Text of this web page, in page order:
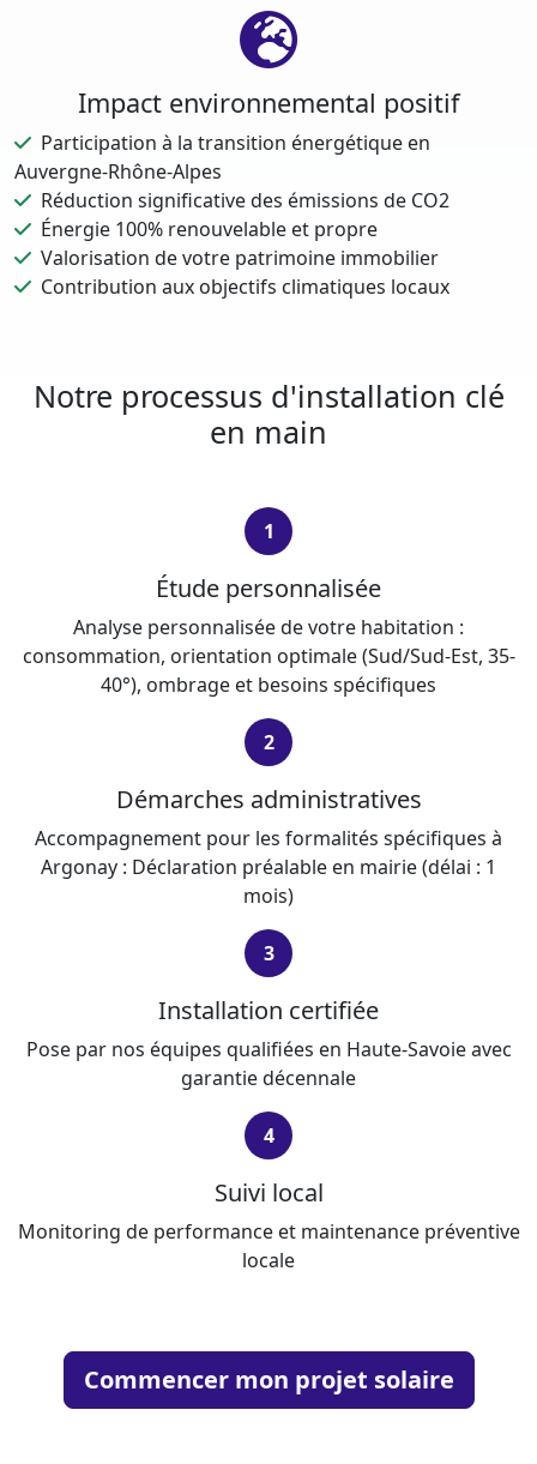
Impact environnemental positif
Participation à la transition énergétique en
Auvergne-Rhône-Alpes
Réduction significative des émissions de CO2
Énergie 100% renouvelable et propre
Valorisation de votre patrimoine immobilier
Contribution aux objectifs climatiques locaux
Notre processus d'installation clé
en main
1
Étude personnalisée
Analyse personnalisée de votre habitation :
consommation, orientation optimale (Sud/Sud-Est, 35-
40°), ombrage et besoins spécifiques
2
Démarches administratives
Accompagnement pour les formalités spécifiques à
Argonay : Déclaration préalable en mairie (délai : 1
mois)
3
Installation certifiée
Pose par nos équipes qualifiées en Haute-Savoie avec
garantie décennale
4
Suivi local
Monitoring de performance et maintenance préventive
locale
Commencer mon projet solaire